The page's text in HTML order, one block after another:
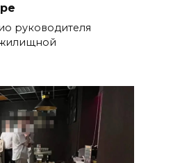
руководителя
жилищной